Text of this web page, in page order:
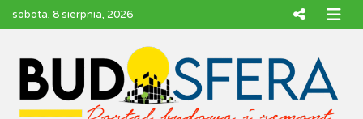
sobota, 8 sierpnia, 2026